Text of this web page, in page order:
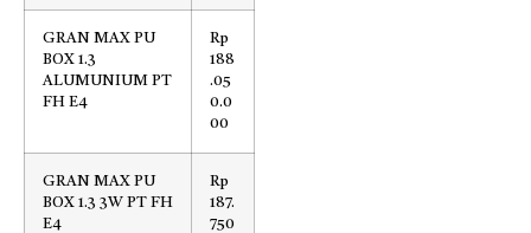
GRAN MAX PU
BOX 1.3
ALUMUNIUM PT
FH E4
Rp
188
.05
0.0
00
GRAN MAX PU
BOX 1.3 3W PT FH
E4
Rp
187.
750